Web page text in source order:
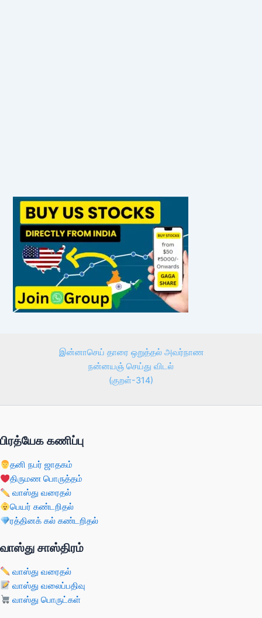
இன்னாசெய் தாரை ஒறுத்தல் அவர்நாண
நன்னயஞ் செய்து விடல்
(குறள்-314)
பிரத்யேக கணிப்பு
தனி நபர் ஜாதகம்
திருமண பொருத்தம்
வாஸ்து வரைதல்
பெயர் கண்டறிதல்
ரத்தினக் கல் கண்டறிதல்
வாஸ்து சாஸ்திரம்
வாஸ்து வரைதல்
வாஸ்து வலைப்பதிவு
வாஸ்து பொருட்கள்